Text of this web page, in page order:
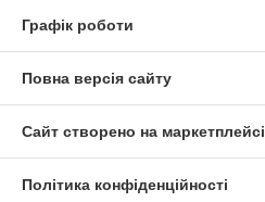
Графік роботи
Повна версія сайту
Сайт створено на маркетплейсі
Політика конфіденційності